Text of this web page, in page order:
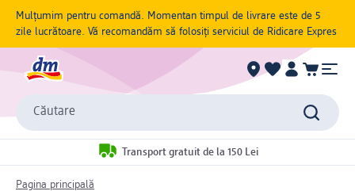
Mulțumim pentru comandă. Momentan timpul de livrare este de 5
zile lucrătoare. Vă recomandăm să folosiți serviciul de Ridicare Expres
Căutare
Transport gratuit de la 150 Lei
Pagina principală